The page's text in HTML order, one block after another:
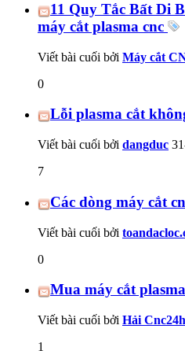
11 Quy Tắc Bất Di
máy cắt plasma cnc
Viết bài cuối bởi Máy cắt
0
Lỗi plasma cắt
Viết bài cuối bởi dangduc
7
Các dòng máy cắt
Viết bài cuối bởi
0
Mua máy cắt
Viết bài cuối bởi Hải Cnc24h
1